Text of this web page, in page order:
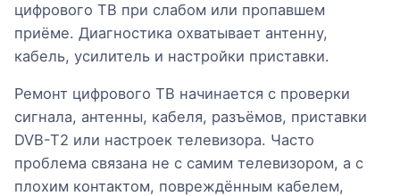
цифрового ТВ при слабом или пропавшем
приёме. Диагностика охватывает антенну,
кабель, усилитель и настройки приставки.
Ремонт цифрового ТВ начинается с проверки
сигнала, антенны, кабеля, разъёмов, приставки
DVB-T2 или настроек телевизора. Часто
проблема связана не с самим телевизором, а с
плохим контактом, повреждённым кабелем,